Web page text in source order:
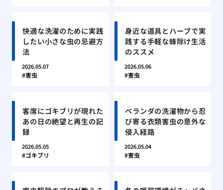
快適な洗濯のために実践
したい小さな虫の忌避方
法
2026.05.07
害虫
身近な道具とハーブで実
践する手軽な蜂除け生活
のススメ
2026.05.06
害虫
客席にゴキブリが現れた
あの日の絶望と再生の記
録
2026.05.05
ゴキブリ
ベランダの洗濯物から忍
び寄る衣類害虫の意外な
侵入経路
2026.05.04
害虫